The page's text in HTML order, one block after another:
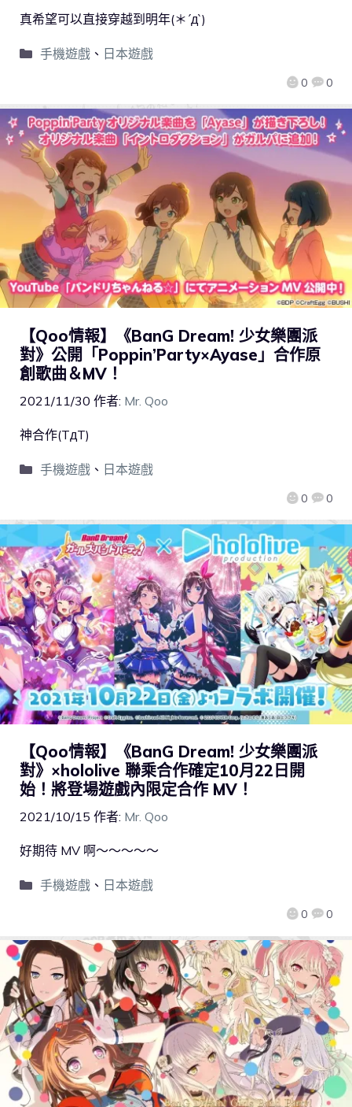
0 0
真希望可以直接穿越到明年(＊´д`)
手機遊戲、 日本遊戲
【Qoo情報】《BanG Dream! 少女樂團派
對》公開「Poppin’Party×Ayase」合作原
創歌曲＆MV！
2021/11/30 作者: Mr. Qoo
0 0
神合作(TдT)
手機遊戲、 日本遊戲
【Qoo情報】《BanG Dream! 少女樂團派
對》×hololive 聯乘合作確定10月22日開
始！將登場遊戲內限定合作 MV！
2021/10/15 作者: Mr. Qoo
0 0
好期待 MV 啊～～～～～
手機遊戲、 日本遊戲